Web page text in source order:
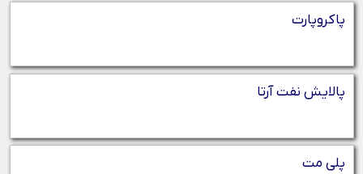
پاکروپارت
پالایش نفت آرتا
پلی مت